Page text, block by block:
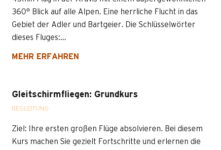
360° Blick auf alle Alpen. Eine herrliche Flucht in das
Gebiet der Adler und Bartgeier. Die Schlüsselwörter
dieses Fluges:...
MEHR ERFAHREN
Gleitschirmfliegen: Grundkurs
BEGLEITUNG
Ziel: Ihre ersten großen Flüge absolvieren. Bei diesem
Kurs machen Sie gezielt Fortschritte und erlernen die